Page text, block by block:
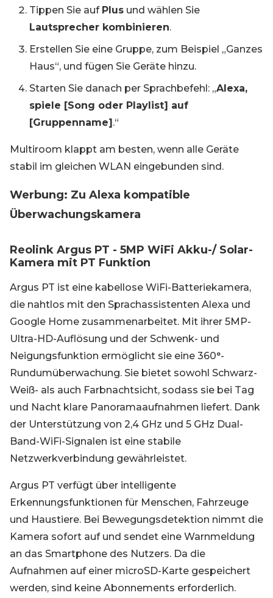
Tippen Sie auf Plus und wählen Sie
Lautsprecher kombinieren.
Erstellen Sie eine Gruppe, zum Beispiel „Ganzes
Haus“, und fügen Sie Geräte hinzu.
Starten Sie danach per Sprachbefehl: „Alexa,
spiele [Song oder Playlist] auf
[Gruppenname].“
Multiroom klappt am besten, wenn alle Geräte
stabil im gleichen WLAN eingebunden sind.
Werbung: Zu Alexa kompatible
Überwachungskamera
Reolink Argus PT - 5MP WiFi Akku-/ Solar-
Kamera mit PT Funktion
Argus PT ist eine kabellose WiFi-Batteriekamera,
die nahtlos mit den Sprachassistenten Alexa und
Google Home zusammenarbeitet. Mit ihrer 5MP-
Ultra-HD-Auflösung und der Schwenk- und
Neigungsfunktion ermöglicht sie eine 360°-
Rundumüberwachung. Sie bietet sowohl Schwarz-
Weiß- als auch Farbnachtsicht, sodass sie bei Tag
und Nacht klare Panoramaaufnahmen liefert. Dank
der Unterstützung von 2,4 GHz und 5 GHz Dual-
Band-WiFi-Signalen ist eine stabile
Netzwerkverbindung gewährleistet.
Argus PT verfügt über intelligente
Erkennungsfunktionen für Menschen, Fahrzeuge
und Haustiere. Bei Bewegungsdetektion nimmt die
Kamera sofort auf und sendet eine Warnmeldung
an das Smartphone des Nutzers. Da die
Aufnahmen auf einer microSD-Karte gespeichert
werden, sind keine Abonnements erforderlich.